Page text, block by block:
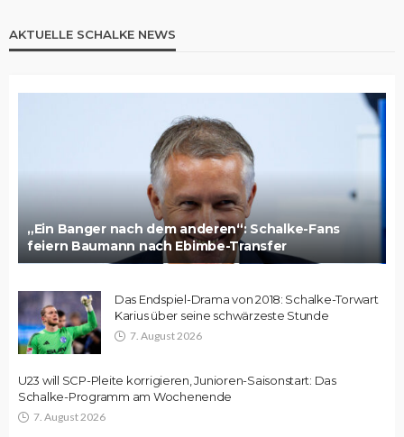
AKTUELLE SCHALKE NEWS
„Ein Banger nach dem anderen“: Schalke-Fans
feiern Baumann nach Ebimbe-Transfer
Das Endspiel-Drama von 2018: Schalke-Torwart
Karius über seine schwärzeste Stunde
7. August 2026
U23 will SCP-Pleite korrigieren, Junioren-Saisonstart: Das
Schalke-Programm am Wochenende
7. August 2026